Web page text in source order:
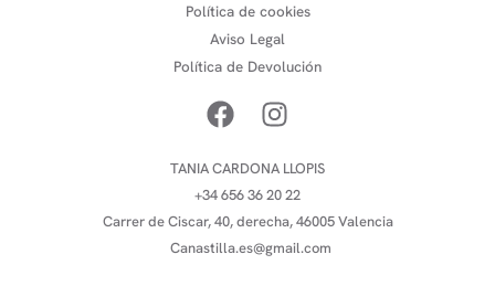
Política de cookies
Aviso Legal
Política de Devolución
TANIA CARDONA LLOPIS
+34 656 36 20 22
Carrer de Ciscar, 40, derecha, 46005 Valencia
Canastilla.es@gmail.com